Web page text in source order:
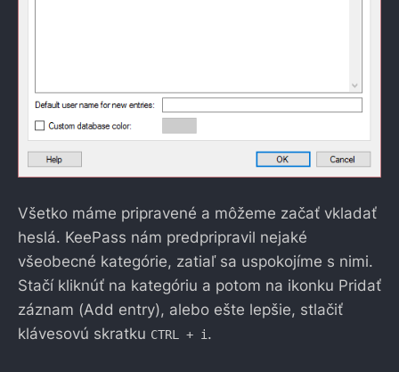
Všetko máme pripravené a môžeme začať vkladať
heslá. KeePass nám predpripravil nejaké
všeobecné kategórie, zatiaľ sa uspokojíme s nimi.
Stačí kliknúť na kategóriu a potom na ikonku Pridať
záznam (Add entry), alebo ešte lepšie, stlačiť
klávesovú skratku CTRL + i .